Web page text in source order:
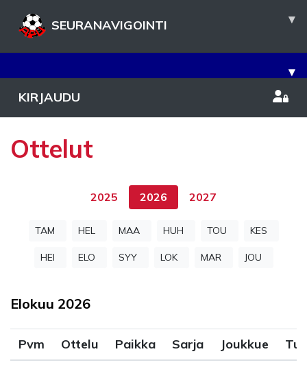
SEURANAVIGOINTI ▾
▾
KIRJAUDU
Ottelut
2025 2026 2027
TAM HEL MAA HUH TOU KES
HEI ELO SYY LOK MAR JOU
Elokuu 2026
Pvm Ottelu Paikka Sarja Joukkue